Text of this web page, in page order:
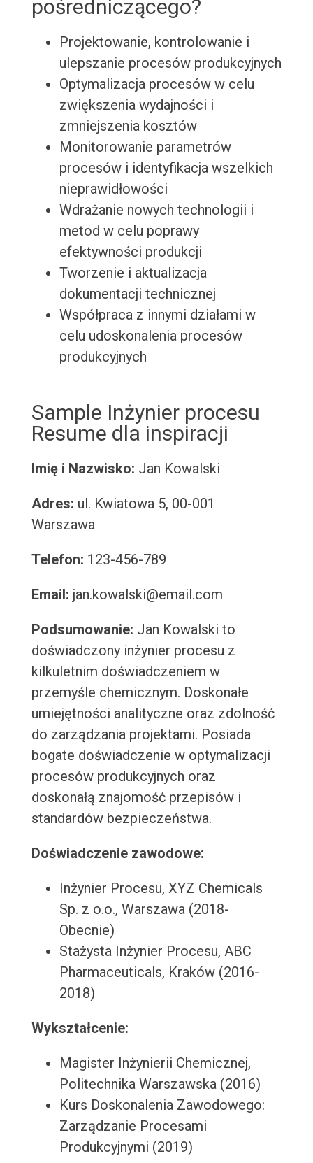
pośredniczącego?
Projektowanie, kontrolowanie i
ulepszanie procesów produkcyjnych
Optymalizacja procesów w celu
zwiększenia wydajności i
zmniejszenia kosztów
Monitorowanie parametrów
procesów i identyfikacja wszelkich
nieprawidłowości
Wdrażanie nowych technologii i
metod w celu poprawy
efektywności produkcji
Tworzenie i aktualizacja
dokumentacji technicznej
Współpraca z innymi działami w
celu udoskonalenia procesów
produkcyjnych
Sample Inżynier procesu
Resume dla inspiracji
Imię i Nazwisko: Jan Kowalski
Adres: ul. Kwiatowa 5, 00-001
Warszawa
Telefon: 123-456-789
Email: jan.kowalski@email.com
Podsumowanie: Jan Kowalski to
doświadczony inżynier procesu z
kilkuletnim doświadczeniem w
przemyśle chemicznym. Doskonałe
umiejętności analityczne oraz zdolność
do zarządzania projektami. Posiada
bogate doświadczenie w optymalizacji
procesów produkcyjnych oraz
doskonałą znajomość przepisów i
standardów bezpieczeństwa.
Doświadczenie zawodowe:
Inżynier Procesu, XYZ Chemicals
Sp. z o.o., Warszawa (2018-
Obecnie)
Stażysta Inżynier Procesu, ABC
Pharmaceuticals, Kraków (2016-
2018)
Wykształcenie:
Magister Inżynierii Chemicznej,
Politechnika Warszawska (2016)
Kurs Doskonalenia Zawodowego:
Zarządzanie Procesami
Produkcyjnymi (2019)